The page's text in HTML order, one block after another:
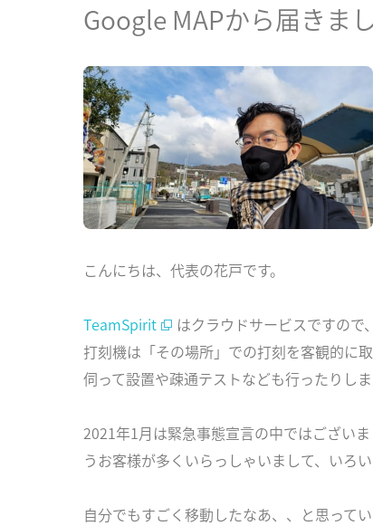
Google MAPから届きま
こんにちは、代表の花戸です。
TeamSpirit
はクラウドサービスですので
打刻機は「その場所」での打刻を客観的に
伺って設置や疎通テストなども行ったりしま
2021年1月は緊急事態宣言の中ではござい
うお客様が多くいらっしゃいまして、いろ
自分でもすごく移動したなあ、、と思って